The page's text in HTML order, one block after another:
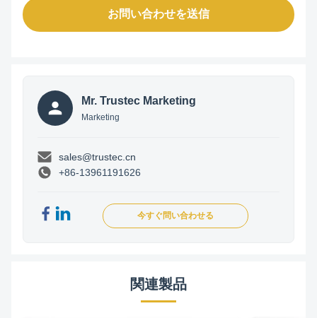
お問い合わせを送信
Mr. Trustec Marketing
Marketing
sales@trustec.cn
+86-13961191626
今すぐ問い合わせる
関連製品